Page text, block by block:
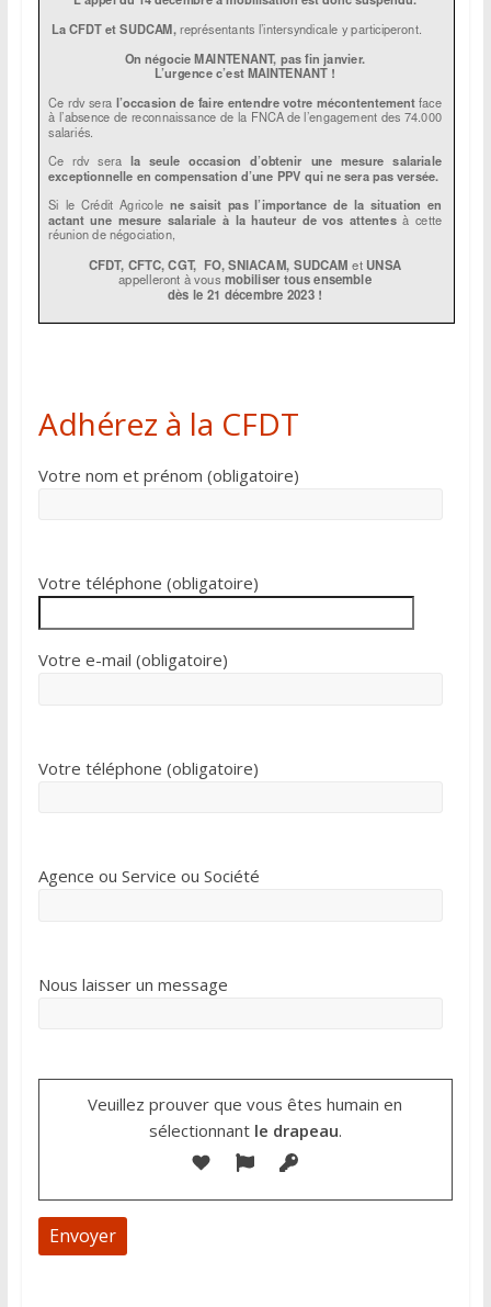
Adhérez à la CFDT
Votre nom et prénom (obligatoire)
Votre téléphone (obligatoire)
Votre e-mail (obligatoire)
Votre téléphone (obligatoire)
Agence ou Service ou Société
Nous laisser un message
Veuillez prouver que vous êtes humain en
sélectionnantle drapeau.